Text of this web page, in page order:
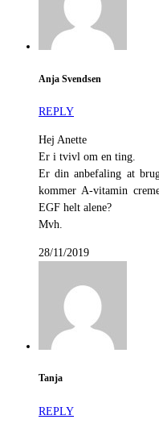
Anja Svendsen
REPLY
Hej Anette
Er i tvivl om en ting.
Er din anbefaling at
kommer A-vitamin
EGF helt alene?
Mvh.
28/11/2019
Tanja
REPLY